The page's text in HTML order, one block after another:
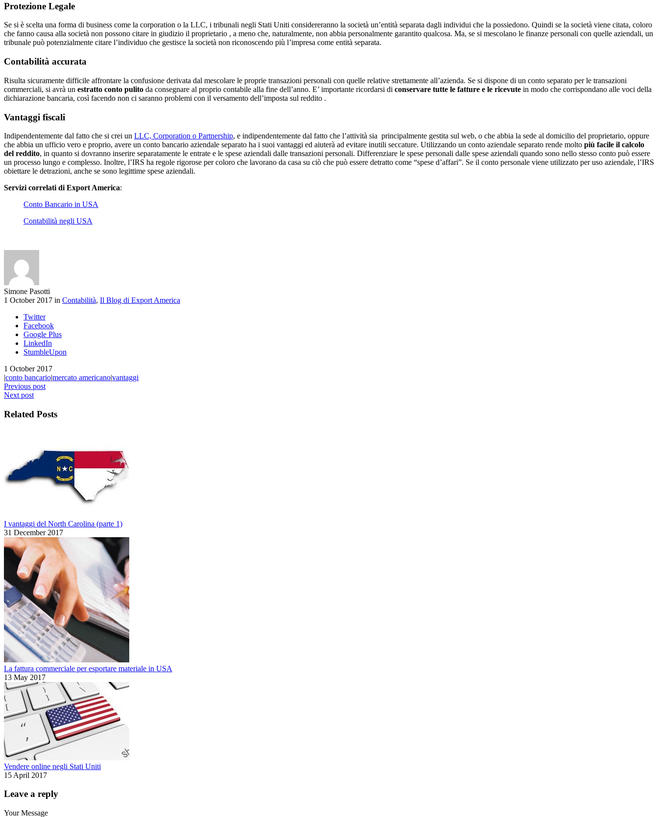
Protezione Legale
Se si è scelta una forma di business come la corporation o la LLC, i tribunali negli Stati Uniti considereranno la società un’entità separata dagli individui che la possiedono. Quindi se la società viene citata, coloro
che fanno causa alla società non possono citare in giudizio il proprietario , a meno che, naturalmente, non abbia personalmente garantito qualcosa. Ma, se si mescolano le finanze personali con quelle aziendali, un
tribunale può potenzialmente citare l’individuo che gestisce la società non riconoscendo più l’impresa come entità separata.
Contabilità accurata
Risulta sicuramente difficile affrontare la confusione derivata dal mescolare le proprie transazioni personali con quelle relative strettamente all’azienda. Se si dispone di un conto separato per le transazioni
commerciali, si avrà un estratto conto pulito da consegnare al proprio contabile alla fine dell’anno. E’ importante ricordarsi di conservare tutte le fatture e le ricevute in modo che corrispondano alle voci della
dichiarazione bancaria, così facendo non ci saranno problemi con il versamento dell’imposta sul reddito .
Vantaggi fiscali
Indipendentemente dal fatto che si crei un LLC, Corporation o Partnership, e indipendentemente dal fatto che l’attività sia principalmente gestita sul web, o che abbia la sede al domicilio del proprietario, oppure
che abbia un ufficio vero e proprio, avere un conto bancario aziendale separato ha i suoi vantaggi ed aiuterà ad evitare inutili seccature. Utilizzando un conto aziendale separato rende molto più facile il calcolo
del reddito, in quanto si dovranno inserire separatamente le entrate e le spese aziendali dalle transazioni personali. Differenziare le spese personali dalle spese aziendali quando sono nello stesso conto può essere
un processo lungo e complesso. Inoltre, l’IRS ha regole rigorose per coloro che lavorano da casa su ciò che può essere detratto come “spese d’affari”. Se il conto personale viene utilizzato per uso aziendale, l’IRS
obiettare le detrazioni, anche se sono legittime spese aziendali.
Servizi correlati di Export America:
Conto Bancario in USA
Contabilità negli USA
Simone Pasotti
1 October 2017 in Contabilità, Il Blog di Export America
Twitter
Facebook
Google Plus
LinkedIn
StumbleUpon
1 October 2017
|conto bancario|mercato americano|vantaggi
Previous post
Next post
Related Posts
I vantaggi del North Carolina (parte 1)
31 December 2017
La fattura commerciale per esportare materiale in USA
13 May 2017
Vendere online negli Stati Uniti
15 April 2017
Leave a reply
Your Message